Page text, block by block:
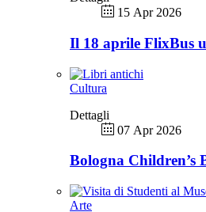
15 Apr 2026
Il 18 aprile FlixBus
Cultura
Dettagli
07 Apr 2026
Bologna Children’s
Arte